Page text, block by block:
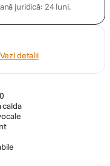
juridică: 24 luni.
Vezi detalii
calda